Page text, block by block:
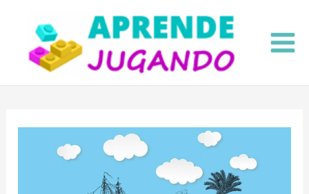
contenido